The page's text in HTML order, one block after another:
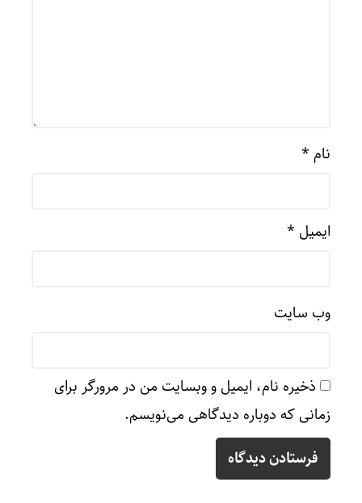
نام *
ایمیل *
وب‌ سایت
ذخیره نام، ایمیل و وبسایت من در مرورگر برای
زمانی که دوباره دیدگاهی می‌نویسم.